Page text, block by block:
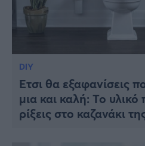
DIY
Έτσι θα εξαφανίσεις
μια και καλή: Το
ρίξεις στο καζανάκι